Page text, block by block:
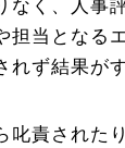
なく、人事
担当となる
ず結果が
叱責された